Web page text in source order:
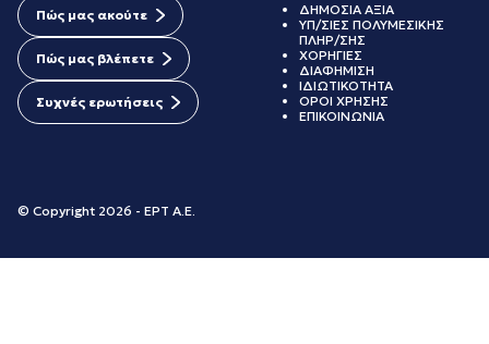
Πώς μας ακούτε
Πώς μας βλέπετε
Συχνές ερωτήσεις
© Copyright 2026 - ΕΡΤ Α.Ε.
ΔΗΜΟΣΙΑ ΑΞΙΑ
ΥΠ/ΣΙΕΣ ΠΟΛΥΜΕΣΙΚΗΣ
ΠΛΗΡ/ΣΗΣ
ΧΟΡΗΓΙΕΣ
ΔΙΑΦΗΜΙΣΗ
ΙΔΙΩΤΙΚΟΤΗΤΑ
ΟΡΟΙ ΧΡΗΣΗΣ
ΕΠΙΚΟΙΝΩΝΙΑ